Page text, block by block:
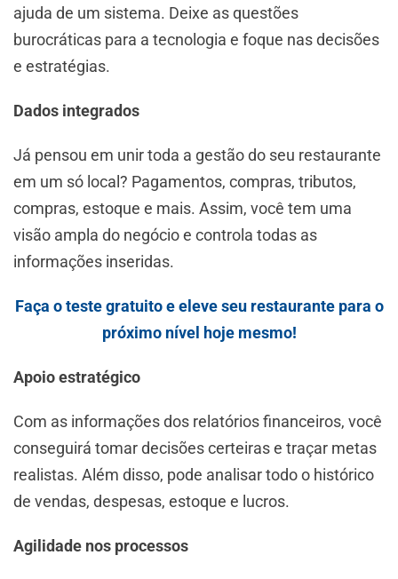
ajuda de um sistema. Deixe as questões
burocráticas para a tecnologia e foque nas decisões
e estratégias.
Dados integrados
Já pensou em unir toda a gestão do seu restaurante
em um só local? Pagamentos, compras, tributos,
compras, estoque e mais. Assim, você tem uma
visão ampla do negócio e controla todas as
informações inseridas.
Faça o teste gratuito e eleve seu restaurante para o
próximo nível hoje mesmo!
Apoio estratégico
Com as informações dos relatórios financeiros, você
conseguirá tomar decisões certeiras e traçar metas
realistas. Além disso, pode analisar todo o histórico
de vendas, despesas, estoque e lucros.
Agilidade nos processos